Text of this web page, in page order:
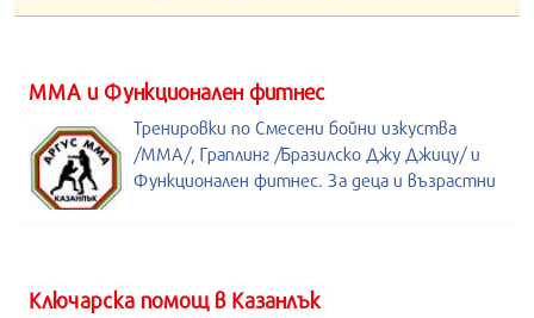
ММА и Функционален фитнес
Тренировки по Смесени бойни изкуства
/MMA/, Граплинг /Бразилско Джу Джицу/ и
Функционален фитнес. За деца и възрастни
Kлючарска помощ в Казанлък